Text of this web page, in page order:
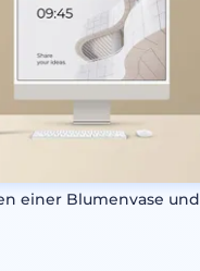
einer Blumenvase und